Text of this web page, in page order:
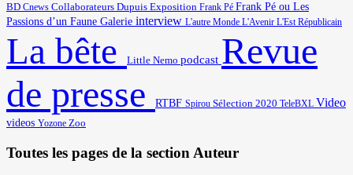
BD Cnews Collaborateurs Dupuis Exposition Frank Pé Frank Pé ou Les
Passions d’un Faune Galerie interview L'autre Monde L'Avenir L'Est Républicain
La bête Little Nemo podcast Revue
de presse
RTBF Spirou Sélection 2020 TeleBXL Video
videos Yozone Zoo
Toutes les pages de la section Auteur